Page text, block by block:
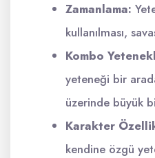
Zamanlama:
kullanılması,
Kombo
yeteneği bir
üzerinde büyük
Karakter
kendine özgü